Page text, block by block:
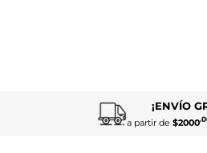
¡ENVÍO
a partir de $2000